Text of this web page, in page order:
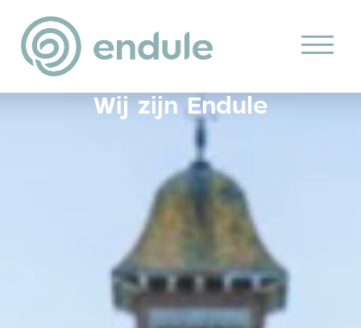
Wij zijn Endule